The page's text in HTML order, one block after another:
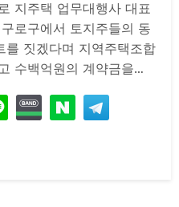
지주택 업무대행사 대표
로구에서 토지주들의 동
를 짓겠다며 지역주택조합
수백억원의 계약금을…